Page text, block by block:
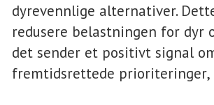
dyrevennlige alternativer.
redusere belastningen for dyr
det sender et positivt signal
fremtidsrettede prioriteringer,